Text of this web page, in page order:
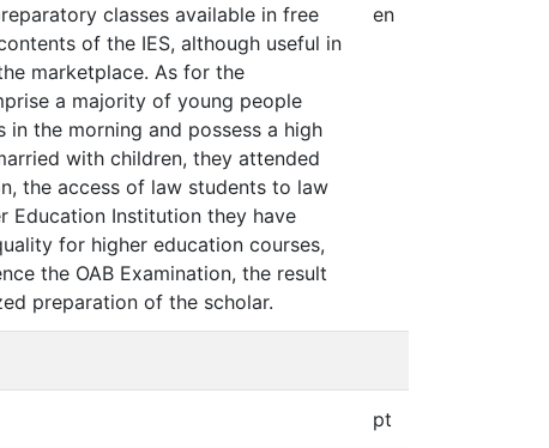
classes available in free
of the IES, although useful in
marketplace. As for the
a majority of young people
the morning and possess a high
with children, they attended
the access of law students to law
Education Institution they have
for higher education courses,
the OAB Examination, the result
preparation of the scholar.
en
pt